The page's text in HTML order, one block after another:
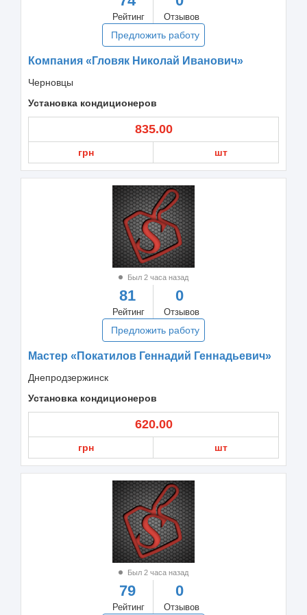
Рейтинг Отзывов
Предложить работу
Компания «Гловяк Николай Иванович»
Черновцы
Установка кондиционеров
835.00
грн шт
Был 2 часа назад
81
Рейтинг
0
Отзывов
Предложить работу
Мастер «Покатилов Геннадий Геннадьевич»
Днепродзержинск
Установка кондиционеров
620.00
грн шт
Был 2 часа назад
79
Рейтинг
0
Отзывов